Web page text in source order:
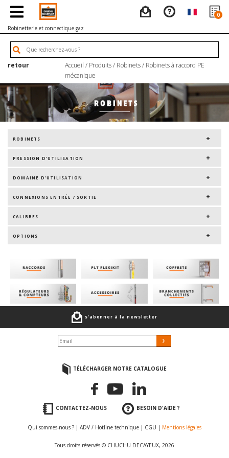
0
Robinetterie et connectique gaz
retour Accueil / Produits/ Robinets/ Robinets à raccord PE
mécanique
ROBINETS
PRESSION D'UTILISATION
DOMAINE D'UTILISATION
CONNEXIONS ENTRÉE / SORTIE
CALIBRES
OPTIONS
s’abonner à la newsletter
TÉLÉCHARGER NOTRE CATALOGUE
CONTACTEZ-NOUS BESOIN D'AIDE ?
Qui sommes-nous ? | ADV / Hotline technique | CGU | Mentions légales
Tous droits réservés © CHUCHU DECAYEUX, 2026